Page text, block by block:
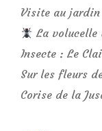
Visite au
La volucelle
Insecte : Le
Sur les fleurs
Corise de la